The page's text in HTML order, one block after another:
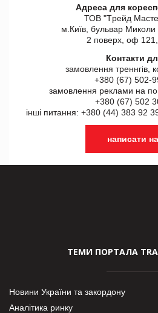
Адреса для
ТОВ "Tрейд
м.Київ, бульвар Миколи
2 поверх, оф
Контакти
замовлення треннгів,
+380 (67) 502-
замовлення реклами на
+380 (67) 502
інші питання: +380 (44) 383 92
написати
ТЕМИ ПОРТАЛА
Новини України та закордону
Аналітика ринку